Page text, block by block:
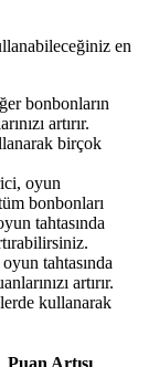
en
bonbonların
artırır.
birçok
oyun
bonbonları
tahtasında
tahtasında
artırır.
kullanarak